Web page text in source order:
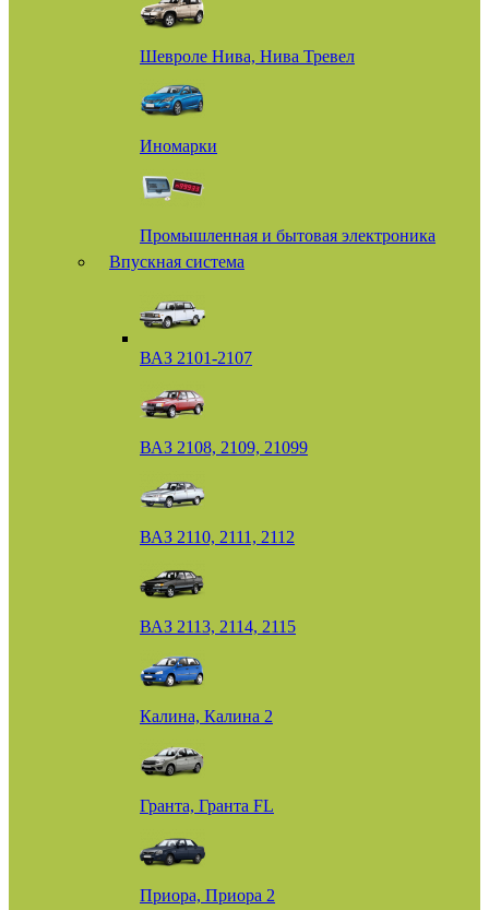
Шевроле Нива, Нива Тревел
Иномарки
Промышленная и бытовая электроника
Впускная система
ВАЗ 2101-2107
ВАЗ 2108, 2109, 21099
ВАЗ 2110, 2111, 2112
ВАЗ 2113, 2114, 2115
Калина, Калина 2
Гранта, Гранта FL
Приора, Приора 2